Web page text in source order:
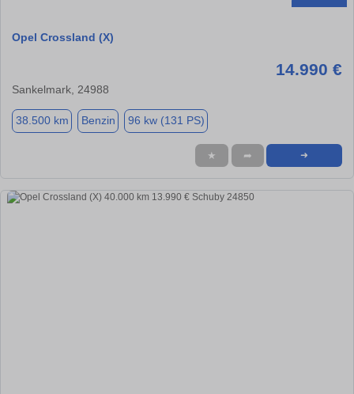
Opel Crossland (X)
14.990 €
Sankelmark, 24988
38.500 km Benzin 96 kw (131 PS)
★ ➦ ➜